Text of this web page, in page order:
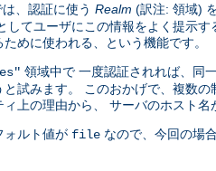
、認証に使う Realm (訳注: 領域)
してユーザにこの情報をよく提示
めに使われる、という機能です。
領域中で 一度認証されれば、同
試みます。 このおかげで、複数
上の理由から、 サーバのホスト
ォルト値が file なので、今回の場